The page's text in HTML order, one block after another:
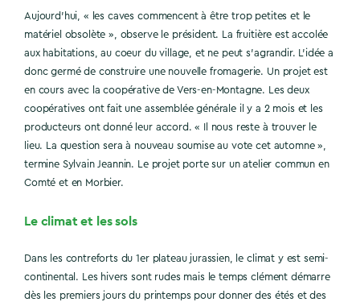
Aujourd’hui, « les caves commencent à être trop petites et le
matériel obsolète », observe le président. La fruitière est accolée
aux habitations, au coeur du village, et ne peut s’agrandir. L’idée a
donc germé de construire une nouvelle fromagerie. Un projet est
en cours avec la coopérative de Vers-en-Montagne. Les deux
coopératives ont fait une assemblée générale il y a 2 mois et les
producteurs ont donné leur accord. « Il nous reste à trouver le
lieu. La question sera à nouveau soumise au vote cet automne »,
termine Sylvain Jeannin. Le projet porte sur un atelier commun en
Comté et en Morbier.
Le climat et les sols
Dans les contreforts du 1er plateau jurassien, le climat y est semi-
continental. Les hivers sont rudes mais le temps clément démarre
dès les premiers jours du printemps pour donner des étés et des